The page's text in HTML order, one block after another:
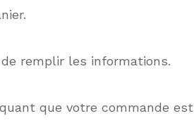
remplir les informations.
que votre commande est